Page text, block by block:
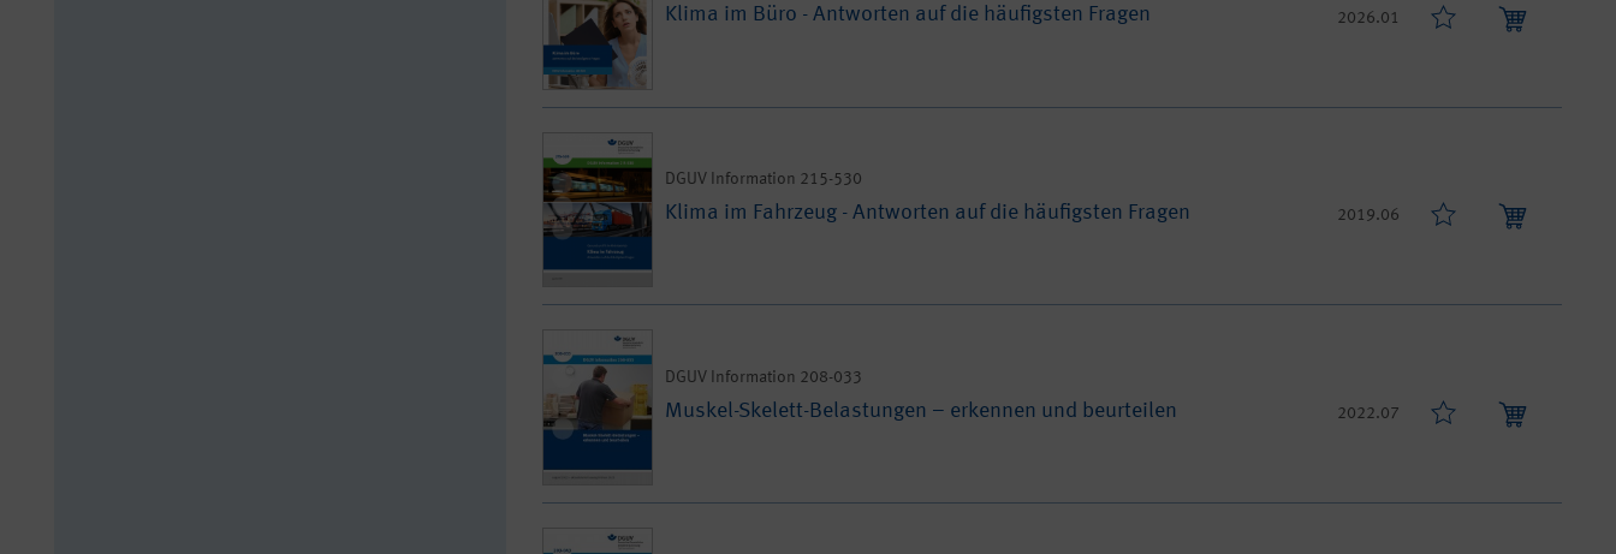
Klima im Büro - Antworten auf die häufigsten Fragen 2026.01
DGUV Information 215-530
Klima im Fahrzeug - Antworten auf die häufigsten Fragen 2019.06
DGUV Information 208-033
Muskel-Skelett-Belastungen – erkennen und beurteilen 2022.07